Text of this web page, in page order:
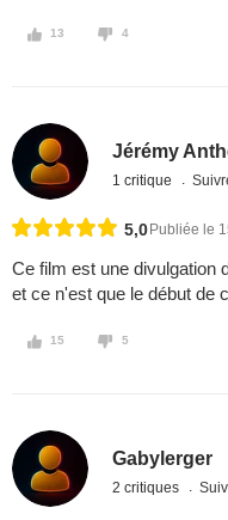
13 4
Jérémy
1 critique
5,0 Publiée le
Ce film est une divulgation
et ce n'est que le début de
15 5
Gabylerger
2 critiques